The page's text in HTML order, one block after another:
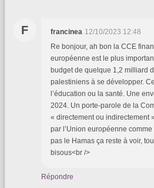
F francinea 12/10/2023 12:48
Re bonjour, ah bon la CCE
européenne est le plus
budget de quelque 1,2 milliard
palestiniens à se développer.
l’éducation ou la santé. Une
2024. Un porte-parole de la
« directement ou indirectement
par l’Union européenne
pas le Hamas ça reste à voir,
bisous<br />
Répondre